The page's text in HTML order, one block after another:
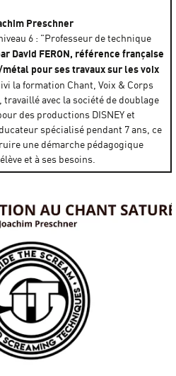
Preschner
6 : "Professeur de technique
David FERON, référence française
pour ses travaux sur les voix
la formation Chant, Voix & Corps
travaillé avec la société de doublage
des productions DISNEY et
spécialisé pendant 7 ans, ce
une démarche pédagogique
et à ses besoins.